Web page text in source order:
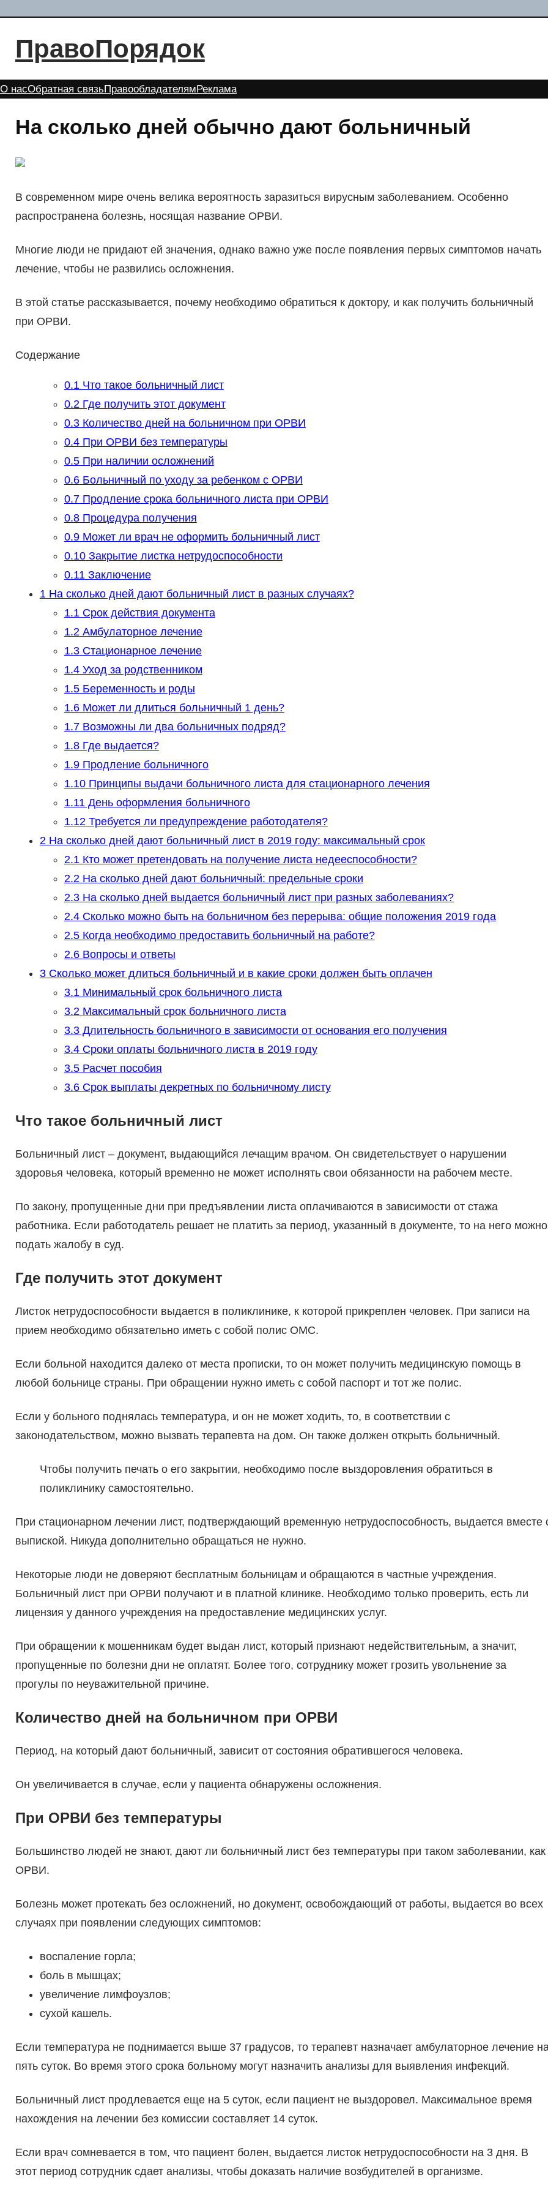
содержимому
ПравоПорядок
О насОбратная связьПравообладателям Реклама
На сколько дней обычно дают больничный
В современном мире очень велика вероятность заразиться вирусным заболеванием. Особенно
распространена болезнь, носящая название ОРВИ.
Многие люди не придают ей значения, однако важно уже после появления первых симптомов начать
лечение, чтобы не развились осложнения.
В этой статье рассказывается, почему необходимо обратиться к доктору, и как получить больничный
при ОРВИ.
Содержание
0.1Что такое больничный лист
0.2Где получить этот документ
0.3Количество дней на больничном при ОРВИ
0.4При ОРВИ без температуры
0.5При наличии осложнений
0.6Больничный по уходу за ребенком с ОРВИ
0.7Продление срока больничного листа при ОРВИ
0.8Процедура получения
0.9Может ли врач не оформить больничный лист
0.10Закрытие листка нетрудоспособности
0.11Заключение
1На сколько дней дают больничный лист в разных случаях?
1.1Срок действия документа
1.2Амбулаторное лечение
1.3Стационарное лечение
1.4Уход за родственником
1.5Беременность и роды
1.6Может ли длиться больничный 1 день?
1.7Возможны ли два больничных подряд?
1.8Где выдается?
1.9Продление больничного
1.10Принципы выдачи больничного листа для стационарного лечения
1.11День оформления больничного
1.12Требуется ли предупреждение работодателя?
2На сколько дней дают больничный лист в 2019 году: максимальный срок
2.1Кто может претендовать на получение листа недееспособности?
2.2На сколько дней дают больничный: предельные сроки
2.3На сколько дней выдается больничный лист при разных заболеваниях?
2.4Сколько можно быть на больничном без перерыва: общие положения 2019 года
2.5Когда необходимо предоставить больничный на работе?
2.6Вопросы и ответы
3Сколько может длиться больничный и в какие сроки должен быть оплачен
3.1Минимальный срок больничного листа
3.2Максимальный срок больничного листа
3.3Длительность больничного в зависимости от основания его получения
3.4Сроки оплаты больничного листа в 2019 году
3.5Расчет пособия
3.6Срок выплаты декретных по больничному листу
Что такое больничный лист
Больничный лист – документ, выдающийся лечащим врачом. Он свидетельствует о нарушении
здоровья человека, который временно не может исполнять свои обязанности на рабочем месте.
По закону, пропущенные дни при предъявлении листа оплачиваются в зависимости от стажа
работника. Если работодатель решает не платить за период, указанный в документе, то на него можно
подать жалобу в суд.
Где получить этот документ
Листок нетрудоспособности выдается в поликлинике, к которой прикреплен человек. При записи на
прием необходимо обязательно иметь с собой полис ОМС.
Если больной находится далеко от места прописки, то он может получить медицинскую помощь в
любой больнице страны. При обращении нужно иметь с собой паспорт и тот же полис.
Если у больного поднялась температура, и он не может ходить, то, в соответствии с
законодательством, можно вызвать терапевта на дом. Он также должен открыть больничный.
Чтобы получить печать о его закрытии, необходимо после выздоровления обратиться в
поликлинику самостоятельно.
При стационарном лечении лист, подтверждающий временную нетрудоспособность, выдается вместе
выпиской. Никуда дополнительно обращаться не нужно.
Некоторые люди не доверяют бесплатным больницам и обращаются в частные учреждения.
Больничный лист при ОРВИ получают и в платной клинике. Необходимо только проверить, есть ли
лицензия у данного учреждения на предоставление медицинских услуг.
При обращении к мошенникам будет выдан лист, который признают недействительным, а значит,
пропущенные по болезни дни не оплатят. Более того, сотруднику может грозить увольнение за
прогулы по неуважительной причине.
Количество дней на больничном при ОРВИ
Период, на который дают больничный, зависит от состояния обратившегося человека.
Он увеличивается в случае, если у пациента обнаружены осложнения.
При ОРВИ без температуры
Большинство людей не знают, дают ли больничный лист без температуры при таком заболевании, как
ОРВИ.
Болезнь может протекать без осложнений, но документ, освобождающий от работы, выдается во всех
случаях при появлении следующих симптомов:
воспаление горла;
боль в мышцах;
увеличение лимфоузлов;
сухой кашель.
Если температура не поднимается выше 37 градусов, то терапевт назначает амбулаторное лечение
пять суток. Во время этого срока больному могут назначить анализы для выявления инфекций.
Больничный лист продлевается еще на 5 суток, если пациент не выздоровел. Максимальное время
нахождения на лечении без комиссии составляет 14 суток.
Если врач сомневается в том, что пациент болен, выдается листок нетрудоспособности на 3 дня. В
этот период сотрудник сдает анализы, чтобы доказать наличие возбудителей в организме.